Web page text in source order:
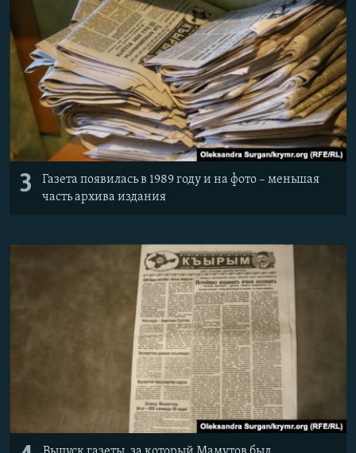
3
Газета появилась в 1989 году и на фото – меньшая
часть архива издания